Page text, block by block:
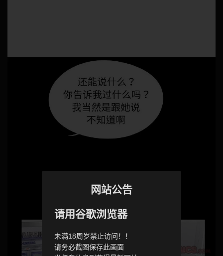
网站公告
请用谷歌浏览器
未满18周岁禁止访问！！
请务必截图保存此画面